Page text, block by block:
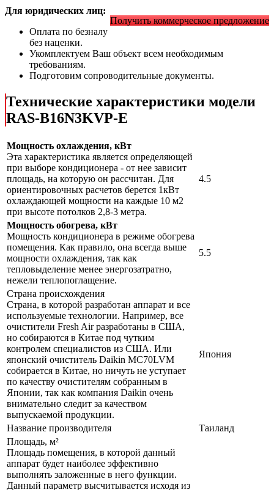
Получить коммерческое предложение
Для юридических лиц:
Оплата по безналу
без наценки.
Укомплектуем Ваш объект всем необходимым
требованиям.
Подготовим сопроводительные документы.
Технические характеристики модели
RAS-B16N3KVP-E
Мощность охлаждения, кВт
Эта характеристика является определяющей
при выборе кондиционера - от нее зависит
площадь, на которую он рассчитан. Для
ориентировочных расчетов берется 1кВт
охлаждающей мощности на каждые 10 м2
при высоте потолков 2,8-3 метра.
4.5
Мощность обогрева, кВт
Мощность кондиционера в режиме обогрева
помещения. Как правило, она всегда выше
мощности охлаждения, так как
тепловыделение менее энергозатратно,
нежели теплопоглащение.
5.5
Страна происхождения
Страна, в которой разработан аппарат и все
используемые технологии. Например, все
очистители Fresh Air разработаны в США,
но собираются в Китае под чутким
контролем специалистов из США. Или
японский очиститель Daikin MC70LVM
собирается в Китае, но ничуть не уступает
по качеству очистителям собранным в
Японии, так как компания Daikin очень
внимательно следит за качеством
выпускаемой продукции.
Япония
Название производителя
Таиланд
Площадь, м²
Площадь помещения, в которой данный
аппарат будет наиболее эффективно
выполнять заложенные в него функции.
Данный параметр высчитывается исходя из